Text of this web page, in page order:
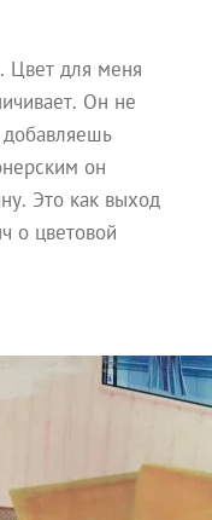
Цвет для меня
Он не
он
Это как выход
о цветовой